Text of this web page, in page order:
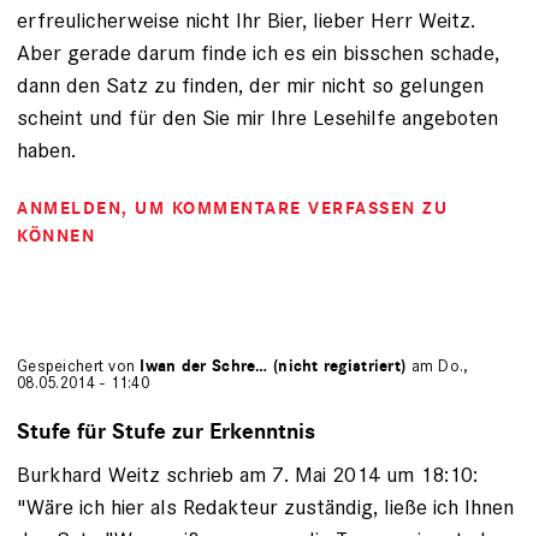
erfreulicherweise nicht Ihr Bier, lieber Herr Weitz.
Aber gerade darum finde ich es ein bisschen schade,
dann den Satz zu finden, der mir nicht so gelungen
scheint und für den Sie mir Ihre Lesehilfe angeboten
haben.
ANMELDEN, UM KOMMENTARE VERFASSEN ZU
KÖNNEN
Gespeichert von Iwan der Schre… (nicht registriert) am Do.,
08.05.2014 - 11:40
Stufe für Stufe zur Erkenntnis
Burkhard Weitz schrieb am 7. Mai 2014 um 18:10:
"Wäre ich hier als Redakteur zuständig, ließe ich Ihnen